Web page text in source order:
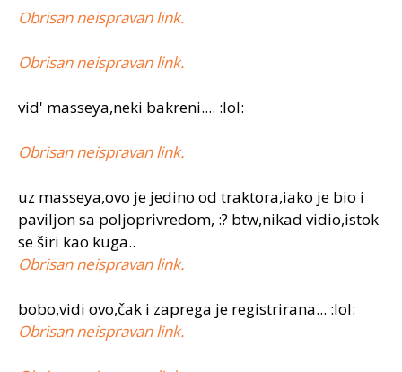
Obrisan neispravan link.
Obrisan neispravan link.
vid' masseya,neki bakreni.... :lol:
Obrisan neispravan link.
uz masseya,ovo je jedino od traktora,iako je bio i
paviljon sa poljoprivredom, :? btw,nikad vidio,istok
se širi kao kuga..
Obrisan neispravan link.
bobo,vidi ovo,čak i zaprega je registrirana... :lol:
Obrisan neispravan link.